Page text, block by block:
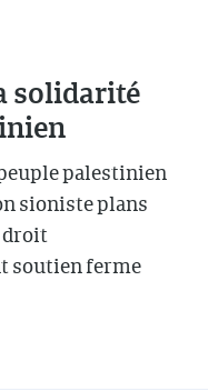
solidarité
palestinien
sioniste plans
soutien ferme